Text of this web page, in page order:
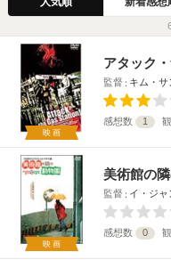
映画
アタック
監督 キム・サ
感想数 1
映画
美術館の
監督 イ・ジ
感想数 0